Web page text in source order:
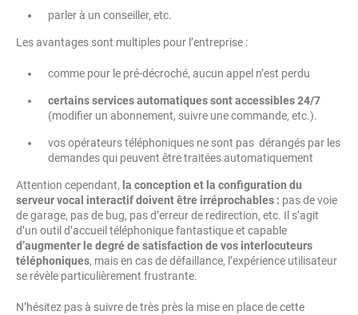
parler à un conseiller, etc.
Les avantages sont multiples pour l’entreprise :
comme pour le pré-décroché, aucun appel n’est perdu
certains services automatiques sont accessibles 24/7
(modifier un abonnement, suivre une commande, etc.).
vos opérateurs téléphoniques ne sont pas dérangés par les
demandes qui peuvent être traitées automatiquement
Attention cependant, la conception et la configuration du
serveur vocal interactif doivent être irréprochables : pas de voie
de garage, pas de bug, pas d’erreur de redirection, etc. Il s’agit
d’un outil d’accueil téléphonique fantastique et capable
d’augmenter le degré de satisfaction de vos interlocuteurs
téléphoniques, mais en cas de défaillance, l’expérience utilisateur
se révèle particulièrement frustrante.
N’hésitez pas à suivre de très près la mise en place de cette